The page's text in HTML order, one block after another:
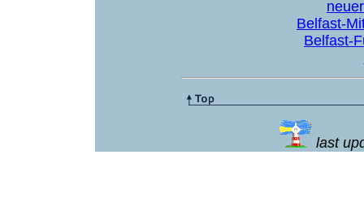
Belfast-
Belfast-
last